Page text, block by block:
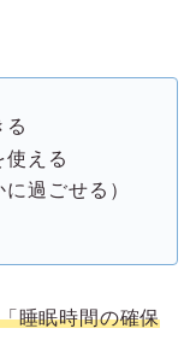
る
使える
過ごせる）
「睡眠時間の確保